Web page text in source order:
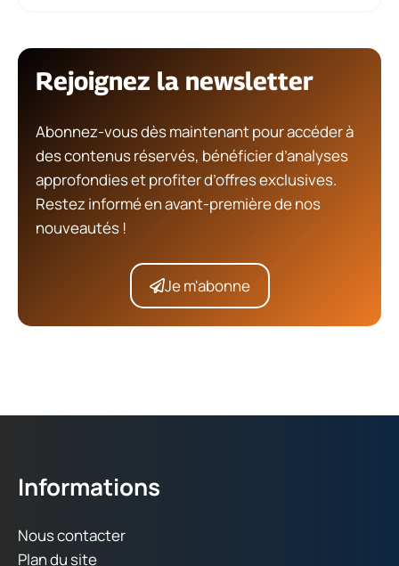
Rejoignez la newsletter
Abonnez-vous dès maintenant pour accéder à
des contenus réservés, bénéficier d’analyses
approfondies et profiter d’offres exclusives.
Restez informé en avant-première de nos
nouveautés !
Je m'abonne
Informations
Nous contacter
Plan du site